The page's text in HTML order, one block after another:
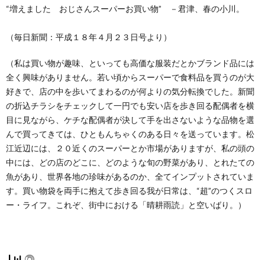
“増えました おじさんスーパーお買い物” －君津、春の小川。
（毎日新聞：平成１８年４月２３日号より）
（私は買い物が趣味、といっても高価な服装だとかブランド品には
全く興味がありません。若い頃からスーパーで食料品を買うのが大
好きで、店の中を歩いてまわるのが何よりの気分転換でした。新聞
の折込チラシをチェックして一円でも安い店を歩き回る配偶者を横
目に見ながら、ケチな配偶者が決して手を出さないような品物を選
んで買ってきては、ひともんちゃくのある日々を送っています。松
江近辺には、２０近くのスーパーとか市場がありますが、私の頭の
中には、どの店のどこに、どのような旬の野菜があり、とれたての
魚があり、世界各地の珍味があるのか、全てインプットされていま
す。買い物袋を両手に抱えて歩き回る我が日常は、“超”のつくスロ
ー・ライフ。これぞ、街中における「晴耕雨読」と空いばり。）